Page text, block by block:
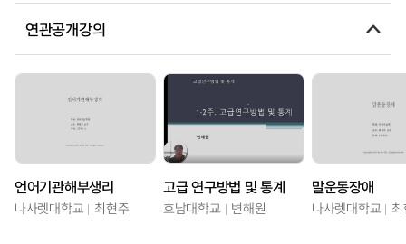
연관공개강의
언어기관해부생리
나사렛대학교 최현주
고급 연구방법 및 통계
호남대학교 변해원
말운동장애
나사렛대학교